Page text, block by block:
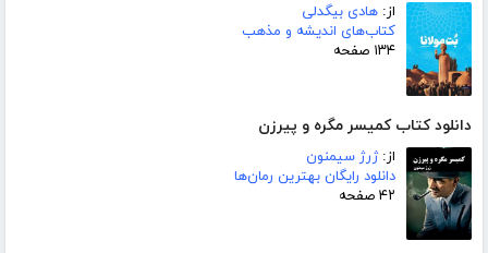
از: هادی بیگدلی
کتاب‌های اندیشه و مذهب
۱۳۴ صفحه
دانلود کتاب کمیسر مگره و پیرزن
از:ژرژ سیمنون
دانلود رایگان بهترین رمان‌ها
۴۲ صفحه